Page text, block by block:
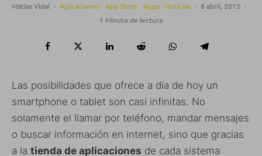
Matías Vidal · Aplicaciones App Store Apps Noticias · 8 abril, 2013 ·
1 Minuto de lectura
Las posibilidades que ofrece a día de hoy un
smartphone o tablet son casi infinitas. No
solamente el llamar por teléfono, mandar mensajes
o buscar información en internet, sino que gracias
a la tienda de aplicaciones de cada sistema